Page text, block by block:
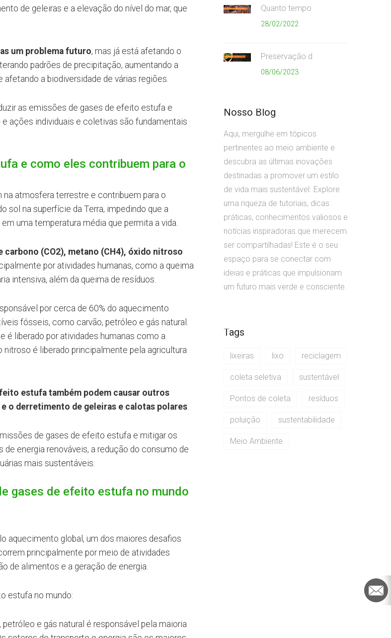
de geleiras e a elevação do nível do mar, que
um problema futuro, mas já está afetando o
padrões de precipitação, aumentando a
a biodiversidade de várias regiões.
as emissões de gases de efeito estufa e
ações individuais e coletivas são fundamentais
e como eles contribuem para o
atmosfera terrestre e contribuem para o
sol na superfície da Terra, impedindo que a
uma temperatura média que permita a vida.
carbono (CO2), metano (CH4), óxido nitroso
por atividades humanas, como a queima
intensiva, além da queima de resíduos.
por cerca de 60% do aquecimento
fósseis, como carvão, petróleo e gás natural.
é liberado por atividades humanas como a
nitroso é liberado principalmente pela agricultura
estufa também podem causar outros
o derretimento de geleiras e calotas polares
de gases de efeito estufa e mitigar os
energia renováveis, a redução do consumo de
mais sustentáveis.
gases de efeito estufa no mundo
aquecimento global, um dos maiores desafios
principalmente por meio de atividades
de alimentos e a geração de energia.
estufa no mundo:
petróleo e gás natural é responsável pela maioria
Quanto tempo que cada material
28/02/2022
Preservação do meio ambiente
08/06/2023
Nosso Blog
Aqui, mergulhe em tópicos
pertinentes ao meio ambiente e
descubra as últimas inovações
destinadas a promover um estilo
de vida mais sustentável. Explore
uma riqueza de tutoriais, dicas
práticas, conhecimentos valiosos e
notícias inspiradoras que merecem
ser compartilhadas! Este é o seu
espaço para se conectar com
ideias e práticas que impulsionam
um futuro mais verde e consciente.
Tags
lixeiras lixo reciclagem
coleta seletiva sustentável
Pontos de coleta resíduos
poluição sustentabilidade
Meio Ambiente